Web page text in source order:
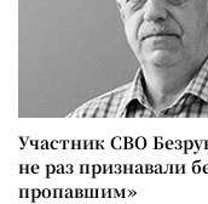
Участник СВО
не раз признавали
пропавшим»